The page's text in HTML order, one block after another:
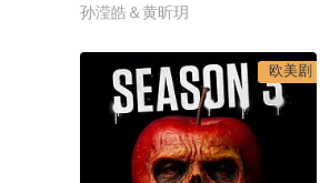
孙滢皓＆黄昕玥
欧美剧